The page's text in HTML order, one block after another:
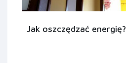
Jak oszczędzać energię?